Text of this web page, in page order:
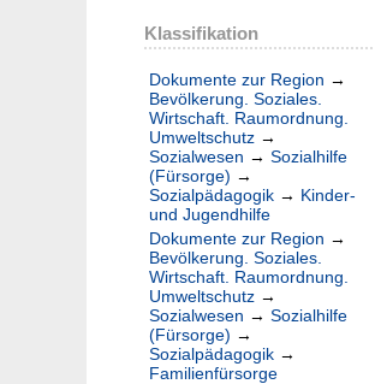
Klassifikation
Dokumente zur Region →
Bevölkerung. Soziales.
Wirtschaft. Raumordnung.
Umweltschutz →
Sozialwesen → Sozialhilfe
(Fürsorge) →
Sozialpädagogik → Kinder-
und Jugendhilfe
Dokumente zur Region →
Bevölkerung. Soziales.
Wirtschaft. Raumordnung.
Umweltschutz →
Sozialwesen → Sozialhilfe
(Fürsorge) →
Sozialpädagogik →
Familienfürsorge